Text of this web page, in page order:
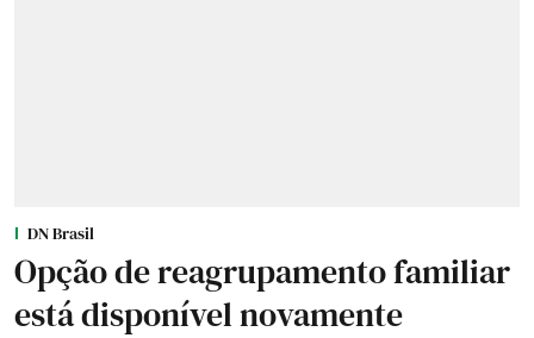
DN Brasil
Opção de reagrupamento familiar
está disponível novamente